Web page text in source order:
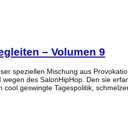
– Volumen 9
speziellen Mischung aus
des SalonHipHop. Den sie
geswingte Tagespolitik,